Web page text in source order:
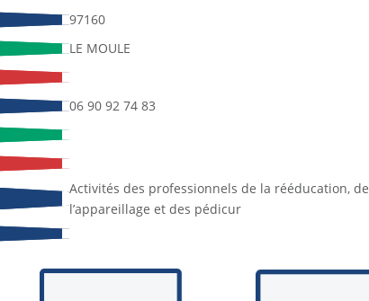
97160
LE MOULE
06 90 92 74 83
Activités des professionnels de la rééducation, de
l’appareillage et des pédicur